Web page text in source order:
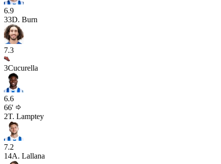
6.9
33D. Burn
7.3
3Cucurella
6.6
66'
2T. Lamptey
7.2
14A. Lallana